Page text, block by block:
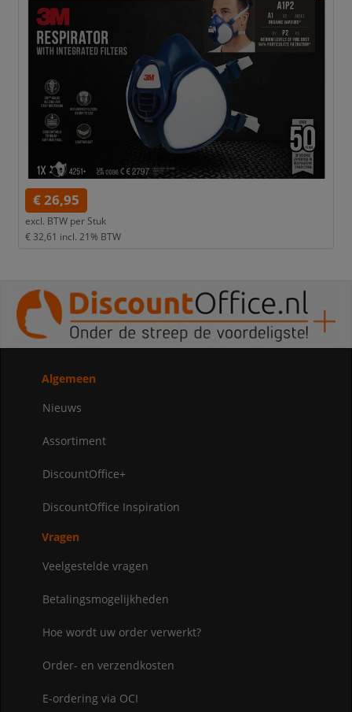
€ 26,95
excl. BTW per Stuk
€ 32,61 incl. 21% BTW
Algemeen
Nieuws
Assortiment
DiscountOffice+
DiscountOffice Inspiration
Vragen
Veelgestelde vragen
Betalingsmogelijkheden
Hoe wordt uw order verwerkt?
Order- en verzendkosten
E-ordering via OCI